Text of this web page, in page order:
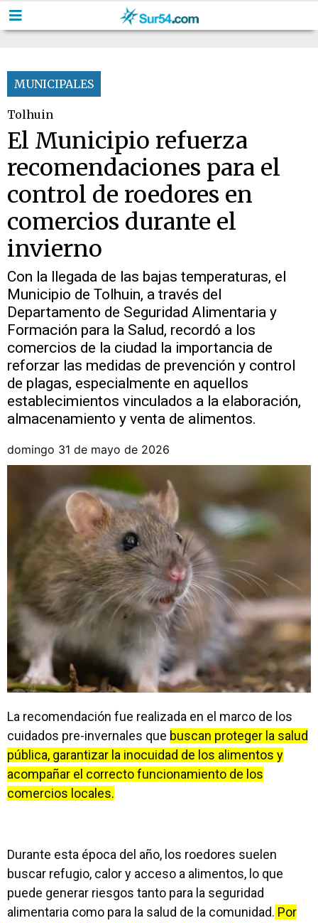
MUNICIPALES
Tolhuin
El Municipio refuerza
recomendaciones para el
control de roedores en
comercios durante el
invierno
Con la llegada de las bajas temperaturas, el
Municipio de Tolhuin, a través del
Departamento de Seguridad Alimentaria y
Formación para la Salud, recordó a los
comercios de la ciudad la importancia de
reforzar las medidas de prevención y control
de plagas, especialmente en aquellos
establecimientos vinculados a la elaboración,
almacenamiento y venta de alimentos.
domingo 31 de mayo de 2026
La recomendación fue realizada en el marco de los
cuidados pre-invernales que buscan proteger la salud
pública, garantizar la inocuidad de los alimentos y
acompañar el correcto funcionamiento de los
comercios locales.
Durante esta época del año, los roedores suelen
buscar refugio, calor y acceso a alimentos, lo que
puede generar riesgos tanto para la seguridad
alimentaria como para la salud de la comunidad. Por